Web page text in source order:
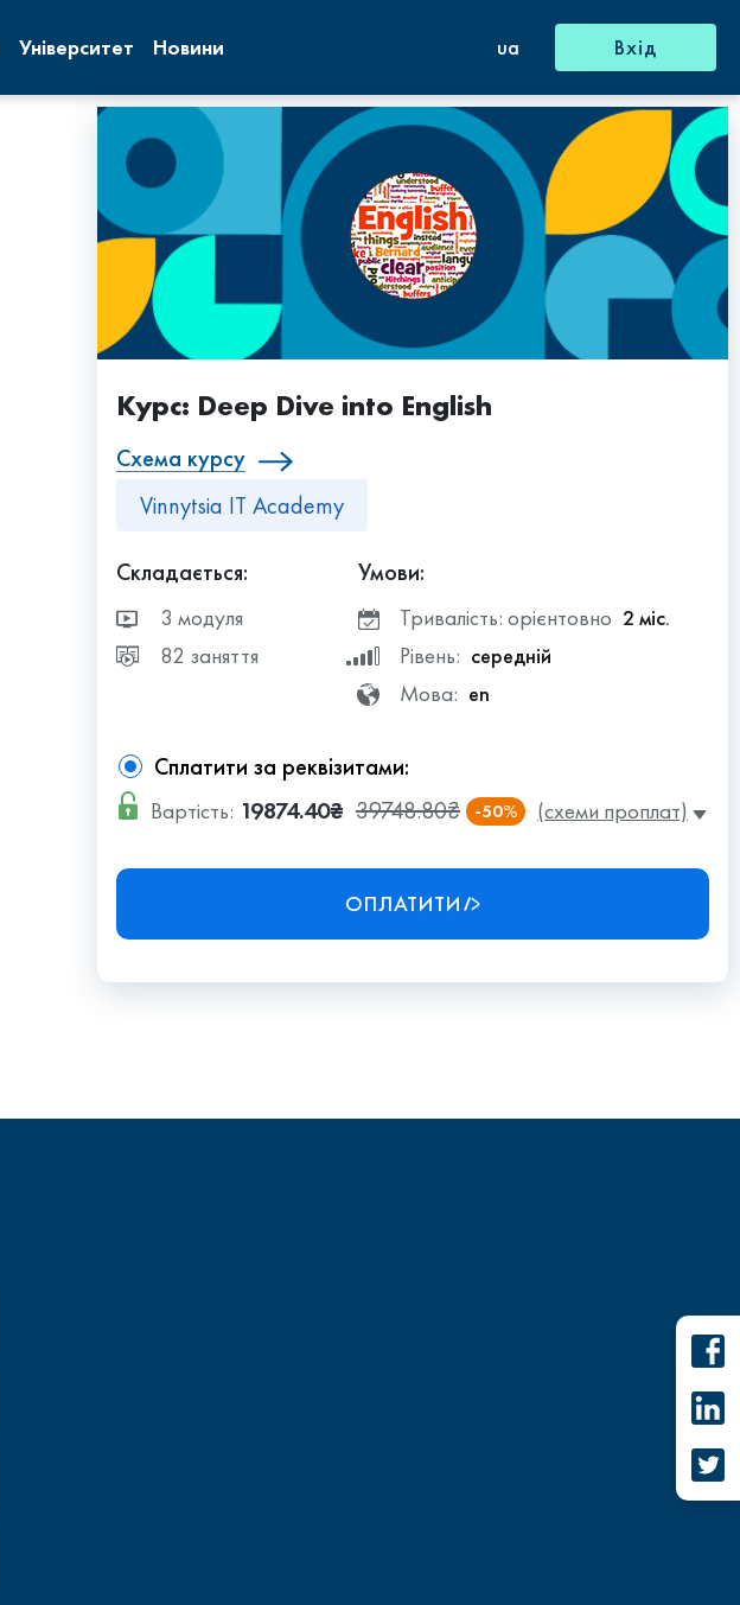
Університет Новини ua Вхід
Курс: Deep Dive into English
Схема курсу
Vinnytsia IT Academy
Складається:
3 модуля
82 заняття
Умови:
Тривалість: орієнтовно 2 міс.
Рівень: середній
Мова: en
Сплатити за реквізитами:
Вартість: 19874.40₴ 39748.80₴ -50% (схеми проплат)
ОПЛАТИТИ